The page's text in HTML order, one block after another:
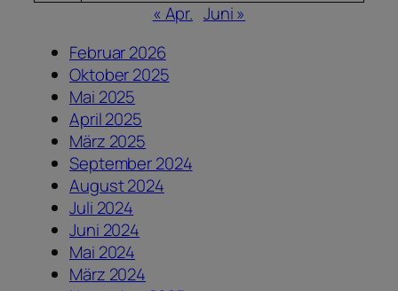
« Apr. Juni »
Februar 2026
Oktober 2025
Mai 2025
April 2025
März 2025
September 2024
August 2024
Juli 2024
Juni 2024
Mai 2024
März 2024